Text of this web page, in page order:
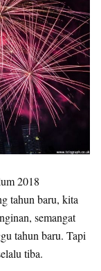
2018
tahun baru, kita
semangat
tahun baru. Tapi
tiba.